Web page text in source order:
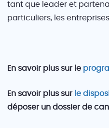
tant que leader et
particuliers, les
En savoir plus sur le
En savoir plus sur le
déposer un dossier de